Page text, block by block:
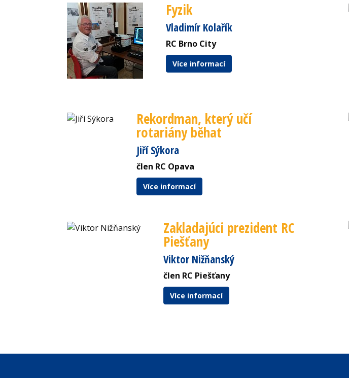
Fyzik
Vladimír Kolařík
RC Brno City
Více informací
Rekordman, který učí
rotariány běhat
Jiří Sýkora
člen RC Opava
Více informací
Zakladajúci prezident RC
Piešťany
Viktor Nižňanský
člen RC Piešťany
Více informací